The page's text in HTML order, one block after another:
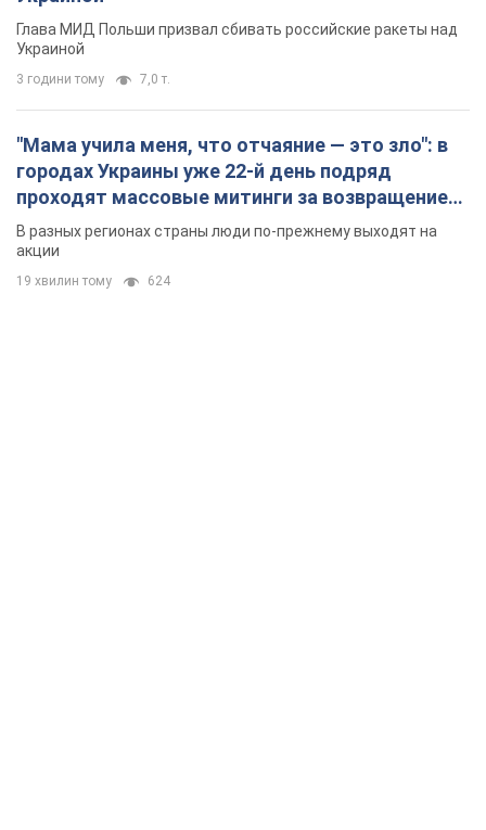
Глава МИД Польши призвал сбивать российские ракеты над
Украиной
3 години тому 7,0 т.
"Мама учила меня, что отчаяние — это зло": в
городах Украины уже 22-й день подряд
проходят массовые митинги за возвращение
Федорова. Фото и видео
В разных регионах страны люди по-прежнему выходят на
акции
19 хвилин тому 624